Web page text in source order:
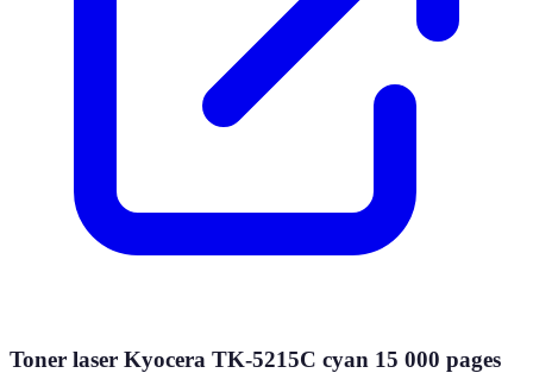
Toner laser Kyocera TK-5215C cyan 15 000 pages